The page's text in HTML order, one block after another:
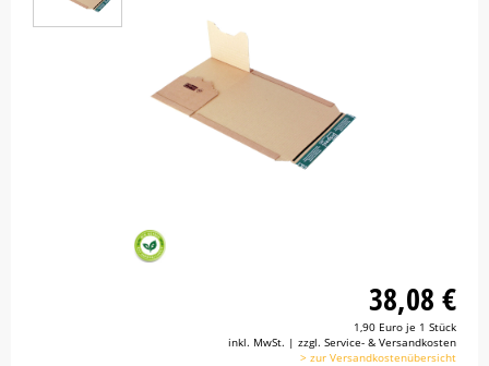
38,08 €
1,90 Euro je 1 Stück
inkl. MwSt. | zzgl. Service- & Versandkosten
> zur Versandkostenübersicht